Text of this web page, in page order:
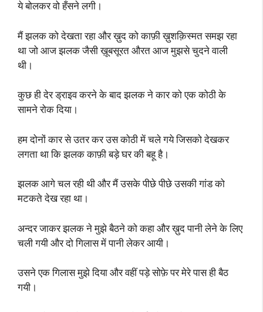
ये बोलकर वो हँसने लगी।
मैं झलक को देखता रहा और ख़ुद को काफ़ी ख़ुशक़िस्मत समझ रहा
था जो आज झलक जैसी ख़ूबसूरत औरत आज मुझसे चुदने वाली
थी।
कुछ ही देर ड्राइव करने के बाद झलक ने कार को एक कोठी के
सामने रोक दिया।
हम दोनों कार से उतर कर उस कोठी में चले गये जिसको देखकर
लगता था कि झलक काफ़ी बड़े घर की बहू है।
झलक आगे चल रही थी और मैं उसके पीछे पीछे उसकी गांड को
मटकते देख रहा था।
अन्दर जाकर झलक ने मुझे बैठने को कहा और ख़ुद पानी लेने के लिए
चली गयी और दो गिलास में पानी लेकर आयी।
उसने एक गिलास मुझे दिया और वहीं पड़े सोफ़े पर मेरे पास ही बैठ
गयी।